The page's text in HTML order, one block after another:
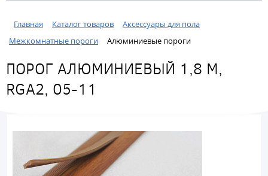
Главная Каталог товаров
Аксессуары для пола
Межкомнатные пороги
Алюминиевые пороги
ПОРОГ АЛЮМИНИЕВЫЙ 1,8 М,
RGA2, 05-11